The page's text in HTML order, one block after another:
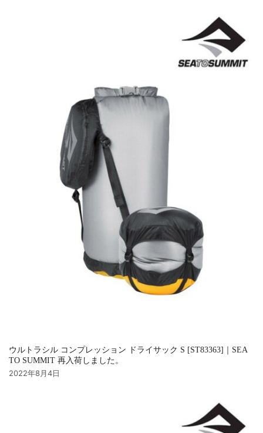
ウルトラシル コンプレッション ドライサック S [ST83363]｜SEA
TO SUMMIT 再入荷しました。
2022年8月4日